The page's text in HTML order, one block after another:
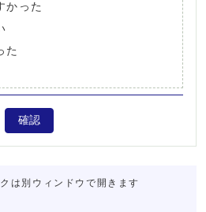
かった
た
確認
は別ウィンドウで開きます